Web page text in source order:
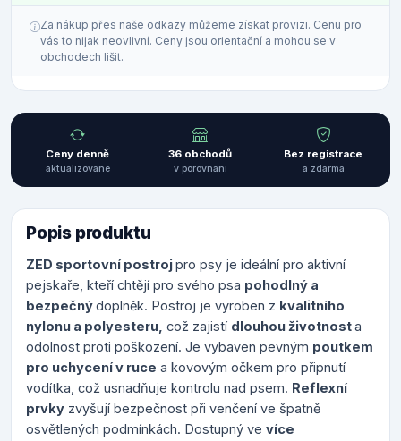
Za nákup přes naše odkazy můžeme získat provizi. Cenu pro
vás to nijak neovlivní. Ceny jsou orientační a mohou se v
obchodech lišit.
Ceny denně
aktualizované
36 obchodů
v porovnání
Bez registrace
a zdarma
Popis produktu
ZED sportovní postrojpro psy je ideální pro aktivní
pejskaře, kteří chtějí pro svého psa pohodlný a
bezpečnýdoplněk. Postroj je vyroben z kvalitního
nylonu a polyesteru, což zajistí dlouhou životnosta
odolnost proti poškození. Je vybaven pevným poutkem
pro uchycení v ruce a kovovým očkem pro připnutí
vodítka, což usnadňuje kontrolu nad psem. Reflexní
prvky zvyšují bezpečnost při venčení ve špatně
osvětlených podmínkách. Dostupný ve více